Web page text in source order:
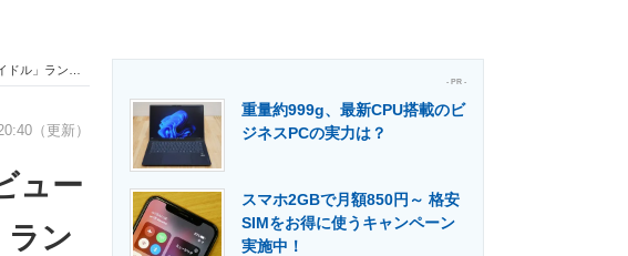
経営リーダーのコミュニティ マーケ×ITの今がよく分かる
製造業のIT導入・活用を支援
年最新調査結果】
（更新）
ュー
ラン
- PR -
重量約999g、最新CPU搭載のビ
ジネスPCの実力は？
スマホ2GBで月額850円～ 格安
SIMをお得に使うキャンペーン
実施中！